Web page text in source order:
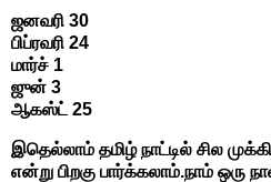
ஜனவரி 30
பிப்ரவரி 24
மார்ச் 1
ஜுன் 3
ஆகஸ்ட் 25
இதெல்லாம் தமிழ் நாட்டில் சில
என்று பிறகு பார்க்கலாம்.நாம் ஒரு